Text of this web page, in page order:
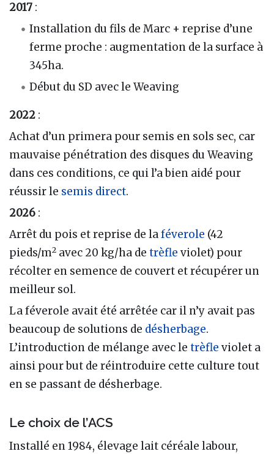
2017 :
Installation du fils de Marc + reprise d’une
ferme proche : augmentation de la surface à
345ha.
Début du SD avec le Weaving
2022 :
Achat d’un primera pour semis en sols sec, car
mauvaise pénétration des disques du Weaving
dans ces conditions, ce qui l’a bien aidé pour
réussir le semis direct.
2026 :
Arrêt du pois et reprise de laféverole (42
pieds/m2 avec 20 kg/ha de trèfle violet) pour
récolter en semence de couvert et récupérer un
meilleur sol.
La féverole avait été arrêtée car il n’y avait pas
beaucoup de solutions de désherbage.
L’introduction de mélange avec le trèfle violet a
ainsi pour but de réintroduire cette culture tout
en se passant de désherbage.
Le choix de l’ACS
Installé en 1984, élevage lait céréale labour,